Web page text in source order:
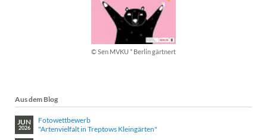
© Sen MVKU * Berlin gärtnert
Aus dem Blog
JUN
2026
Fotowettbewerb
"Artenvielfalt in Treptows Kleingärten"